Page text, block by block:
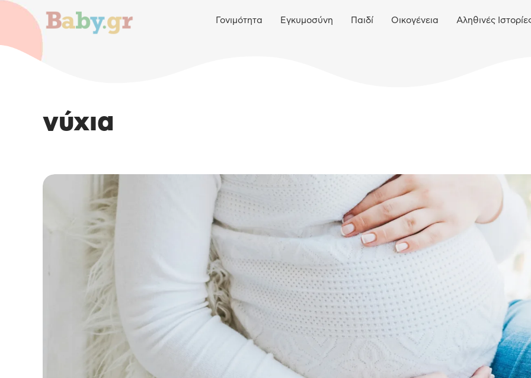
Γονιμότητα Εγκυμοσύνη Παιδί Οικογένεια Αληθινές
νύχια